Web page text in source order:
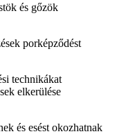
és gőzök
porképződést
technikákat
elkerülése
és esést okozhatnak